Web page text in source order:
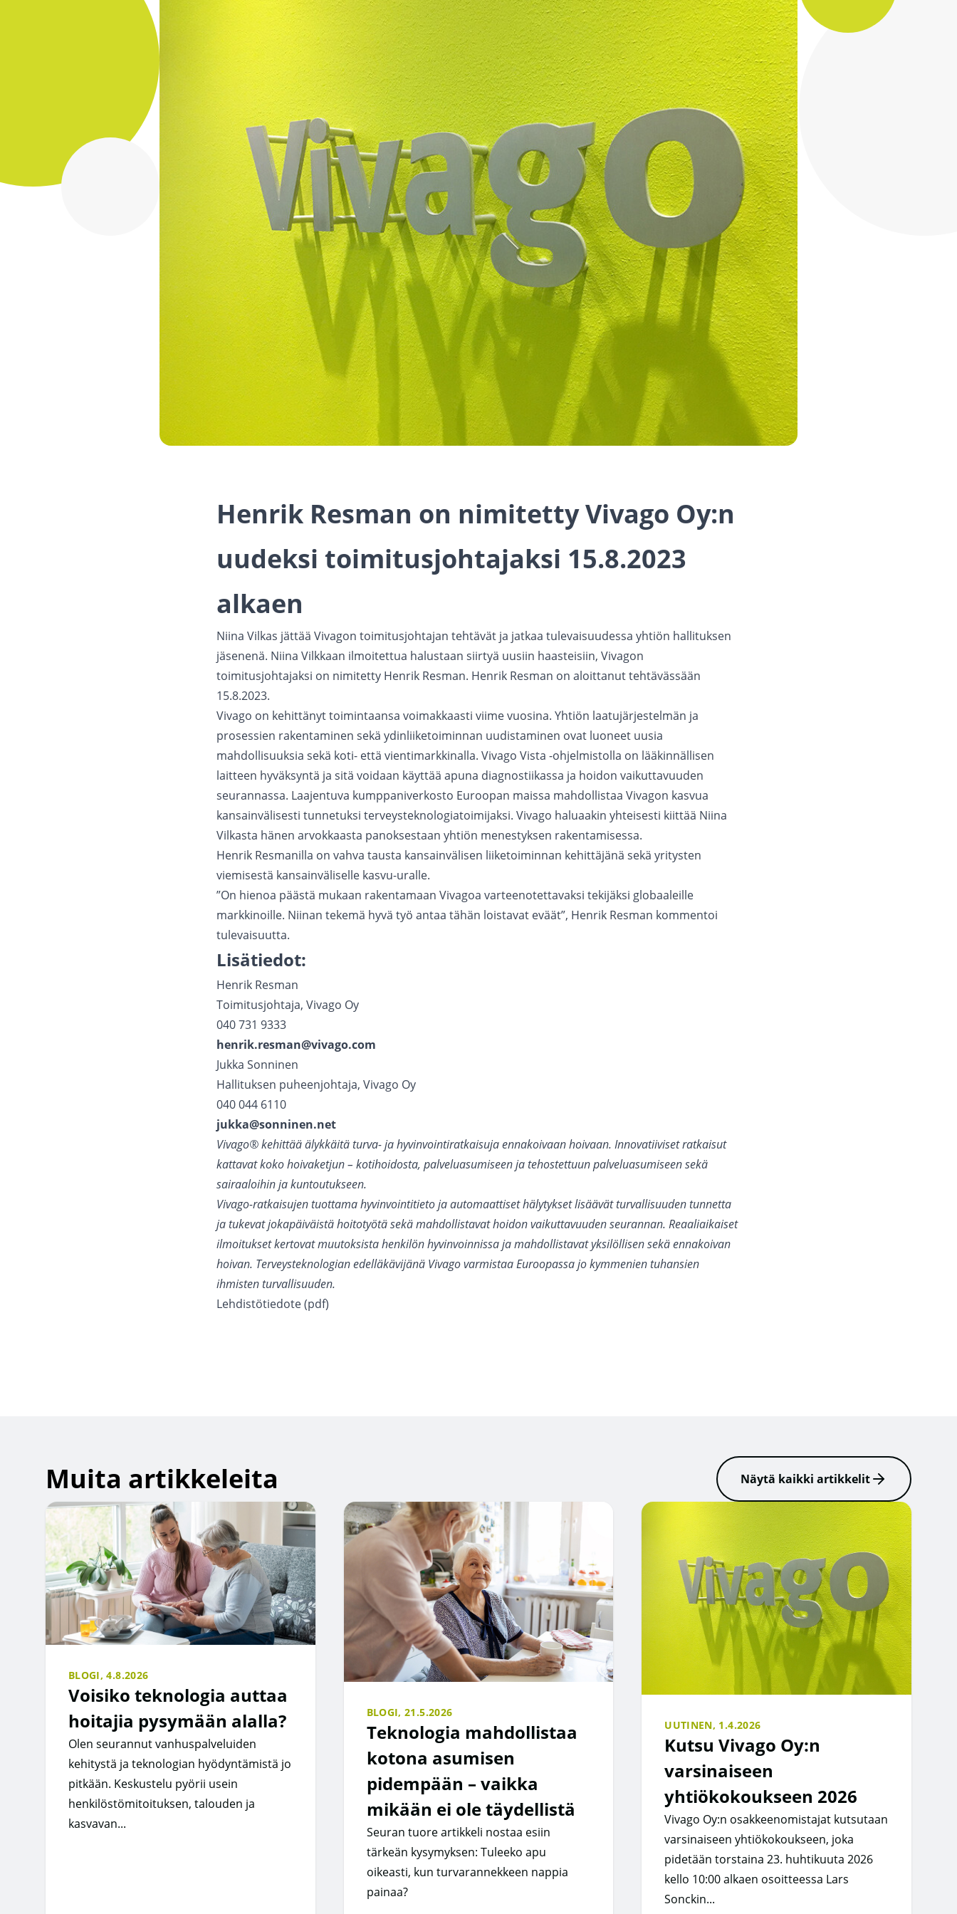
Henrik Resman on nimitetty Vivago Oy:n
uudeksi toimitusjohtajaksi 15.8.2023
alkaen
Niina Vilkas jättää Vivagon toimitusjohtajan tehtävät ja jatkaa tulevaisuudessa yhtiön hallituksen
jäsenenä. Niina Vilkkaan ilmoitettua halustaan siirtyä uusiin haasteisiin, Vivagon
toimitusjohtajaksi on nimitetty Henrik Resman. Henrik Resman on aloittanut tehtävässään
15.8.2023.
Vivago on kehittänyt toimintaansa voimakkaasti viime vuosina. Yhtiön laatujärjestelmän ja
prosessien rakentaminen sekä ydinliiketoiminnan uudistaminen ovat luoneet uusia
mahdollisuuksia sekä koti- että vientimarkkinalla. Vivago Vista -ohjelmistolla on lääkinnällisen
laitteen hyväksyntä ja sitä voidaan käyttää apuna diagnostiikassa ja hoidon vaikuttavuuden
seurannassa. Laajentuva kumppaniverkosto Euroopan maissa mahdollistaa Vivagon kasvua
kansainvälisesti tunnetuksi terveysteknologiatoimijaksi. Vivago haluaakin yhteisesti kiittää Niina
Vilkasta hänen arvokkaasta panoksestaan yhtiön menestyksen rakentamisessa.
Henrik Resmanilla on vahva tausta kansainvälisen liiketoiminnan kehittäjänä sekä yritysten
viemisestä kansainväliselle kasvu-uralle.
”On hienoa päästä mukaan rakentamaan Vivagoa varteenotettavaksi tekijäksi globaaleille
markkinoille. Niinan tekemä hyvä työ antaa tähän loistavat eväät”, Henrik Resman kommentoi
tulevaisuutta.
Lisätiedot:
Henrik Resman
Toimitusjohtaja, Vivago Oy
040 731 9333
henrik.resman@vivago.com
Jukka Sonninen
Hallituksen puheenjohtaja, Vivago Oy
040 044 6110
jukka@sonninen.net
Vivago® kehittää älykkäitä turva- ja hyvinvointiratkaisuja ennakoivaan hoivaan. Innovatiiviset ratkaisut
kattavat koko hoivaketjun – kotihoidosta, palveluasumiseen ja tehostettuun palveluasumiseen sekä
sairaaloihin ja kuntoutukseen.
Vivago-ratkaisujen tuottama hyvinvointitieto ja automaattiset hälytykset lisäävät turvallisuuden tunnetta
ja tukevat jokapäiväistä hoitotyötä sekä mahdollistavat hoidon vaikuttavuuden seurannan. Reaaliaikaiset
ilmoitukset kertovat muutoksista henkilön hyvinvoinnissa ja mahdollistavat yksilöllisen sekä ennakoivan
hoivan. Terveysteknologian edelläkävijänä Vivago varmistaa Euroopassa jo kymmenien tuhansien
ihmisten turvallisuuden.
Lehdistötiedote (pdf)
Muita artikkeleita Näytä kaikki artikkelit
BLOGI,4.8.2026
Voisiko teknologia auttaa
hoitajia pysymään alalla?
Olen seurannut vanhuspalveluiden
kehitystä ja teknologian hyödyntämistä jo
pitkään. Keskustelu pyörii usein
henkilöstömitoituksen, talouden ja
kasvavan...
BLOGI,21.5.2026
Teknologia mahdollistaa
kotona asumisen
pidempään – vaikka
mikään ei ole täydellistä
Seuran tuore artikkeli nostaa esiin
tärkeän kysymyksen: Tuleeko apu
oikeasti, kun turvarannekkeen nappia
painaa?
UUTINEN, 1.4.2026
Kutsu Vivago Oy:n
varsinaiseen
yhtiökokoukseen 2026
Vivago Oy:n osakkeenomistajat kutsutaan
varsinaiseen yhtiökokoukseen, joka
pidetään torstaina 23. huhtikuuta 2026
kello 10:00 alkaen osoitteessa Lars
Sonckin...